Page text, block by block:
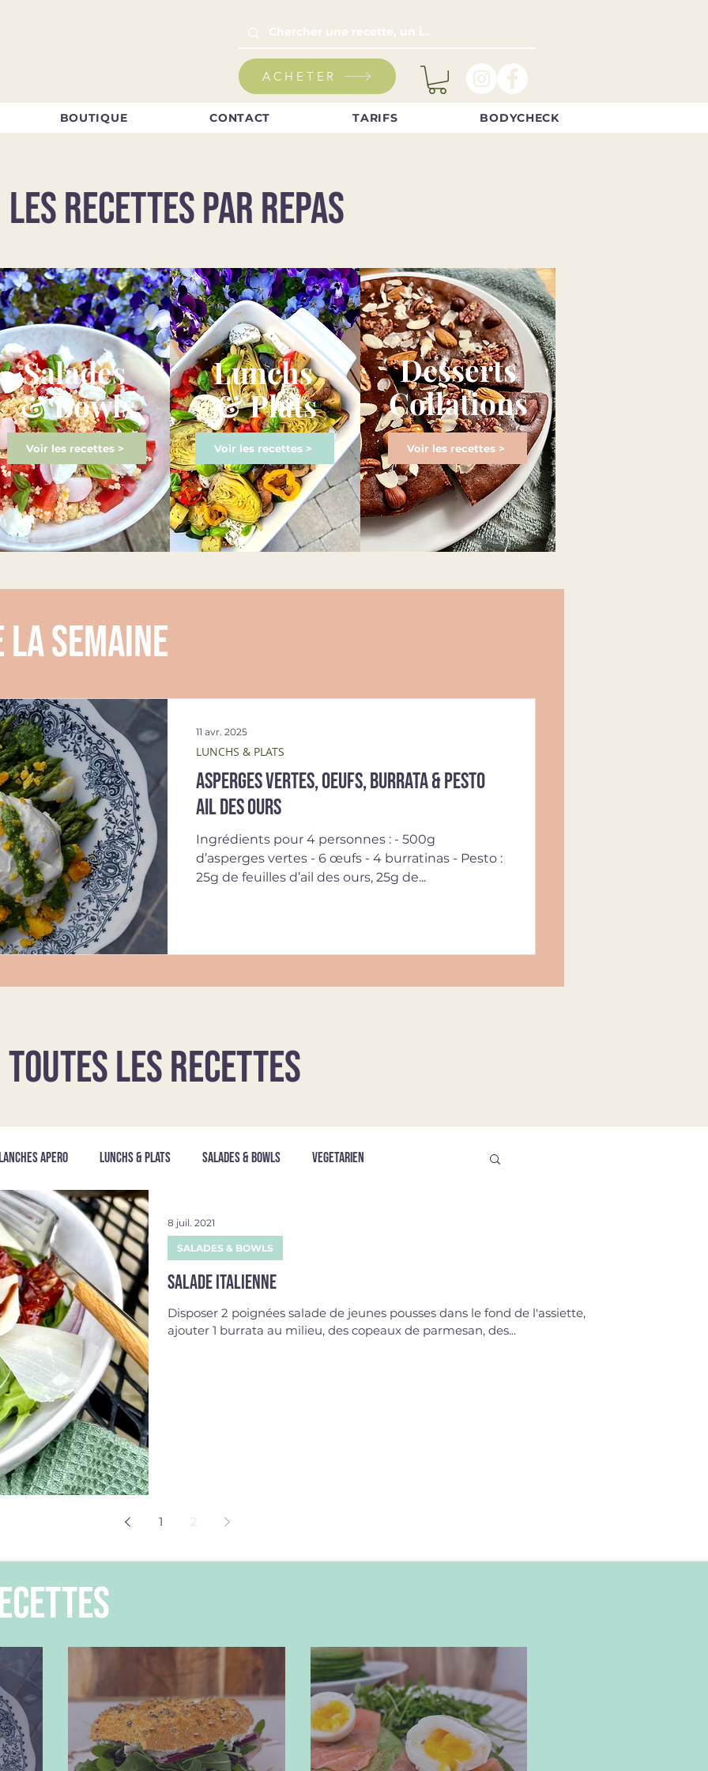
ACHETER
BOUTIQUE CONTACT TARIFS BODYCHECK
LES RECETTES PAR REPAS
Salades
& Bowls
Voir les recettes > Voir les recettes >
Lunchs
& Plats
Voir les recettes >
Desserts
Collations
semaine
Asperges vertes, oeufs, burrata & pesto
ail des ours
Ingrédients pour 4 personnes : - 500g
d’asperges vertes - 6 œufs - 4 burratinas - Pesto :
25g de feuilles d’ail des ours, 25g de...
LUNCHS & PLATS
11 avr. 2025
TOUTES LES RECETTES
APERO LUNCHS & PLATS SALADES & BOWLS VEGETARIEN
Salade italienne
Disposer 2 poignées salade de jeunes pousses dans le fond de l'assiette,
ajouter 1 burrata au milieu, des copeaux de parmesan, des...
SALADES & BOWLS
8 juil. 2021
1 2